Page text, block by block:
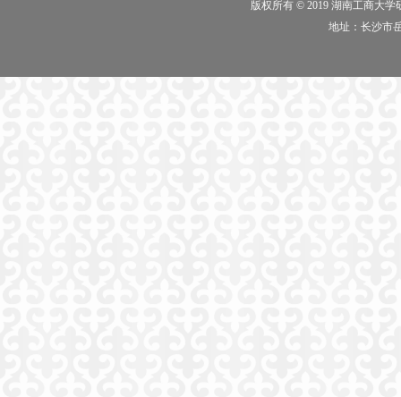
版权所有 © 2019 湖南工商大学
地址：长沙市